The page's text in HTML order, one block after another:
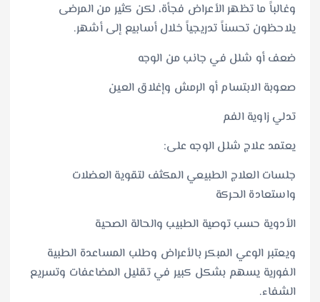
وغالباً ما تظهر الأعراض فجأة، لكن كثير من المرضى
يلاحظون تحسناً تدريجياً خلال أسابيع إلى أشهر.
ضعف أو شلل في جانب من الوجه
صعوبة الابتسام أو الرمش وإغلاق العين
تدلي زاوية الفم
يعتمد علاج شلل الوجه على:
جلسات العلاج الطبيعي المكثف لتقوية العضلات
واستعادة الحركة
الأدوية حسب توصية الطبيب والحالة الصحية
ويعتبر الوعي المبكر بالأعراض وطلب المساعدة الطبية
الفورية يسهم بشكل كبير في تقليل المضاعفات وتسريع
الشفاء.